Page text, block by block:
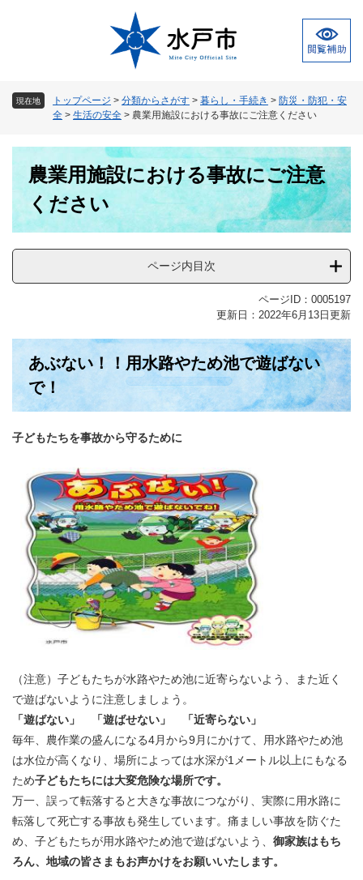
現在地 トップページ > 分類からさがす > 暮らし・手続き > 防災・防犯・安
全 > 生活の安全 > 農業用施設における事故にご注意ください
農業用施設における事故にご注意
ください
ページ内目次
ページID：0005197
更新日：2022年6月13日更新
あぶない！！用水路やため池で遊ばない
で！
子どもたちを事故から守るために
（注意）子どもたちが水路やため池に近寄らないよう、また近く
で遊ばないように注意しましょう。
「遊ばない」 「遊ばせない」 「近寄らない」
毎年、農作業の盛んになる4月から9月にかけて、用水路やため池
は水位が高くなり、場所によっては水深が1メートル以上にもなる
ため子どもたちには大変危険な場所です。
万一、誤って転落すると大きな事故につながり、実際に用水路に
転落して死亡する事故も発生しています。痛ましい事故を防ぐた
め、子どもたちが用水路やため池で遊ばないよう、 御家族はもち
ろん、地域の皆さまもお声かけをお願いいたします。